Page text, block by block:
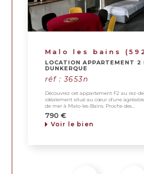
Laissez-nous vous aider à réaliser vos rêves
sérénité !
Malo les bains
LOCATION APPARTEMENT 2
DUNKERQUE
réf : 3653n
Découvrez cet appartement F2 au rez-de-
idéalement situé au cœur d'une agréable
de mer à Malo-les-Bains. Proche des...
790 €
Voir le bien